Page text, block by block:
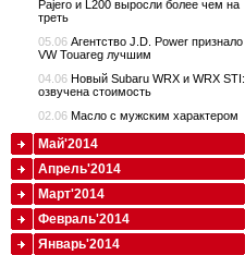
Pajero и L200 выросли более чем на
треть
05.06 Агентство J.D. Power признало
VW Touareg лучшим
04.06 Новый Subaru WRX и WRX STI:
озвучена стоимость
02.06 Масло с мужским характером
Май'2014
Апрель'2014
Март'2014
Февраль'2014
Январь'2014